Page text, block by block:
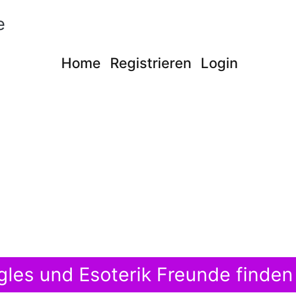
Home Registrieren Login
und Esoterik Freunde